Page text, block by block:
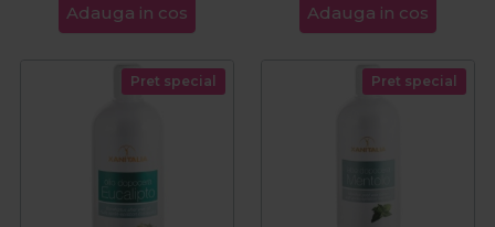
Adauga in cos Adauga in cos
Pret special Pret special